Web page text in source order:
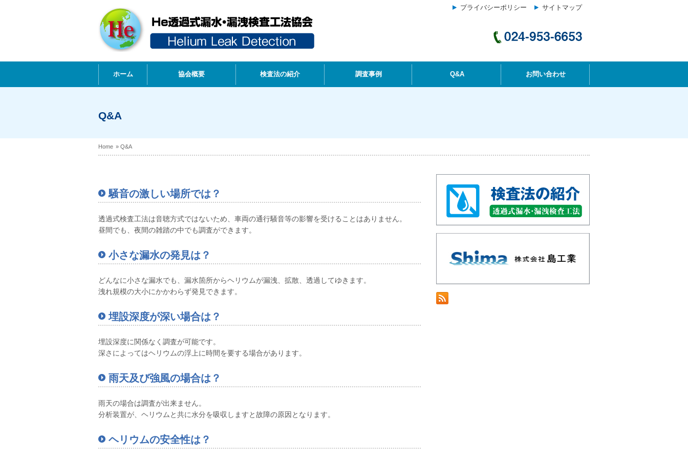
プライバシーポリシー サイトマップ
ホーム 協会概要 検査法の紹介 調査事例 Q&A お問い合わせ
Q&A
Home » Q&A
騒音の激しい場所では？
透過式検査工法は音聴方式ではないため、車両の通行騒音等の影響を受けることはありません。
昼間でも、夜間の雑踏の中でも調査ができます。
小さな漏水の発見は？
どんなに小さな漏水でも、漏水箇所からヘリウムが漏洩、拡散、透過してゆきます。
洩れ規模の大小にかかわらず発見できます。
埋設深度が深い場合は？
埋設深度に関係なく調査が可能です。
深さによってはヘリウムの浮上に時間を要する場合があります。
雨天及び強風の場合は？
雨天の場合は調査が出来ません。
分析装置が、ヘリウムと共に水分を吸収しますと故障の原因となります。
ヘリウムの安全性は？